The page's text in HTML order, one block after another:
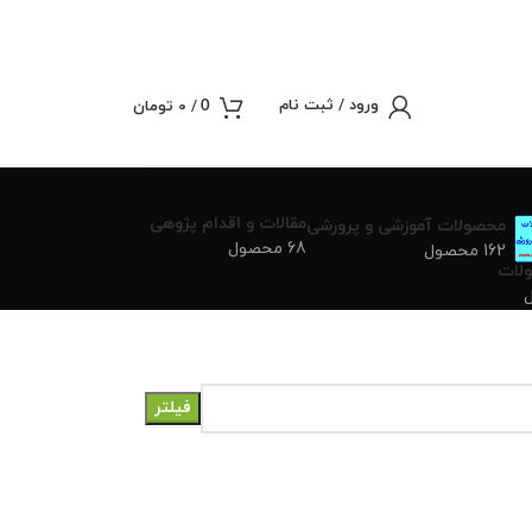
ورود / ثبت نام 0
/
0 تومان
محصولات آموزشی و پرورشی
162 محصول
مقالات و اقدام پژوهی
68 محصول
فیلتر